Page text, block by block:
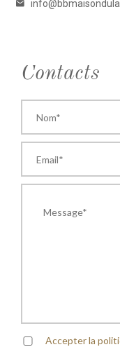
Contacts
Accepter la